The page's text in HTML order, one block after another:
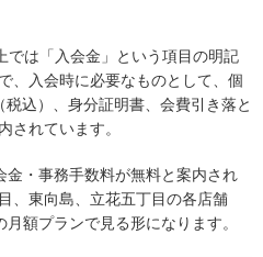
では「入会金」という項目の明記
、入会時に必要なものとして、個
込）、身分証明書、会費引き落と
されています。
・事務手数料が無料と案内され
、東向島、立花五丁目の各店舗
額プランで見る形になります。